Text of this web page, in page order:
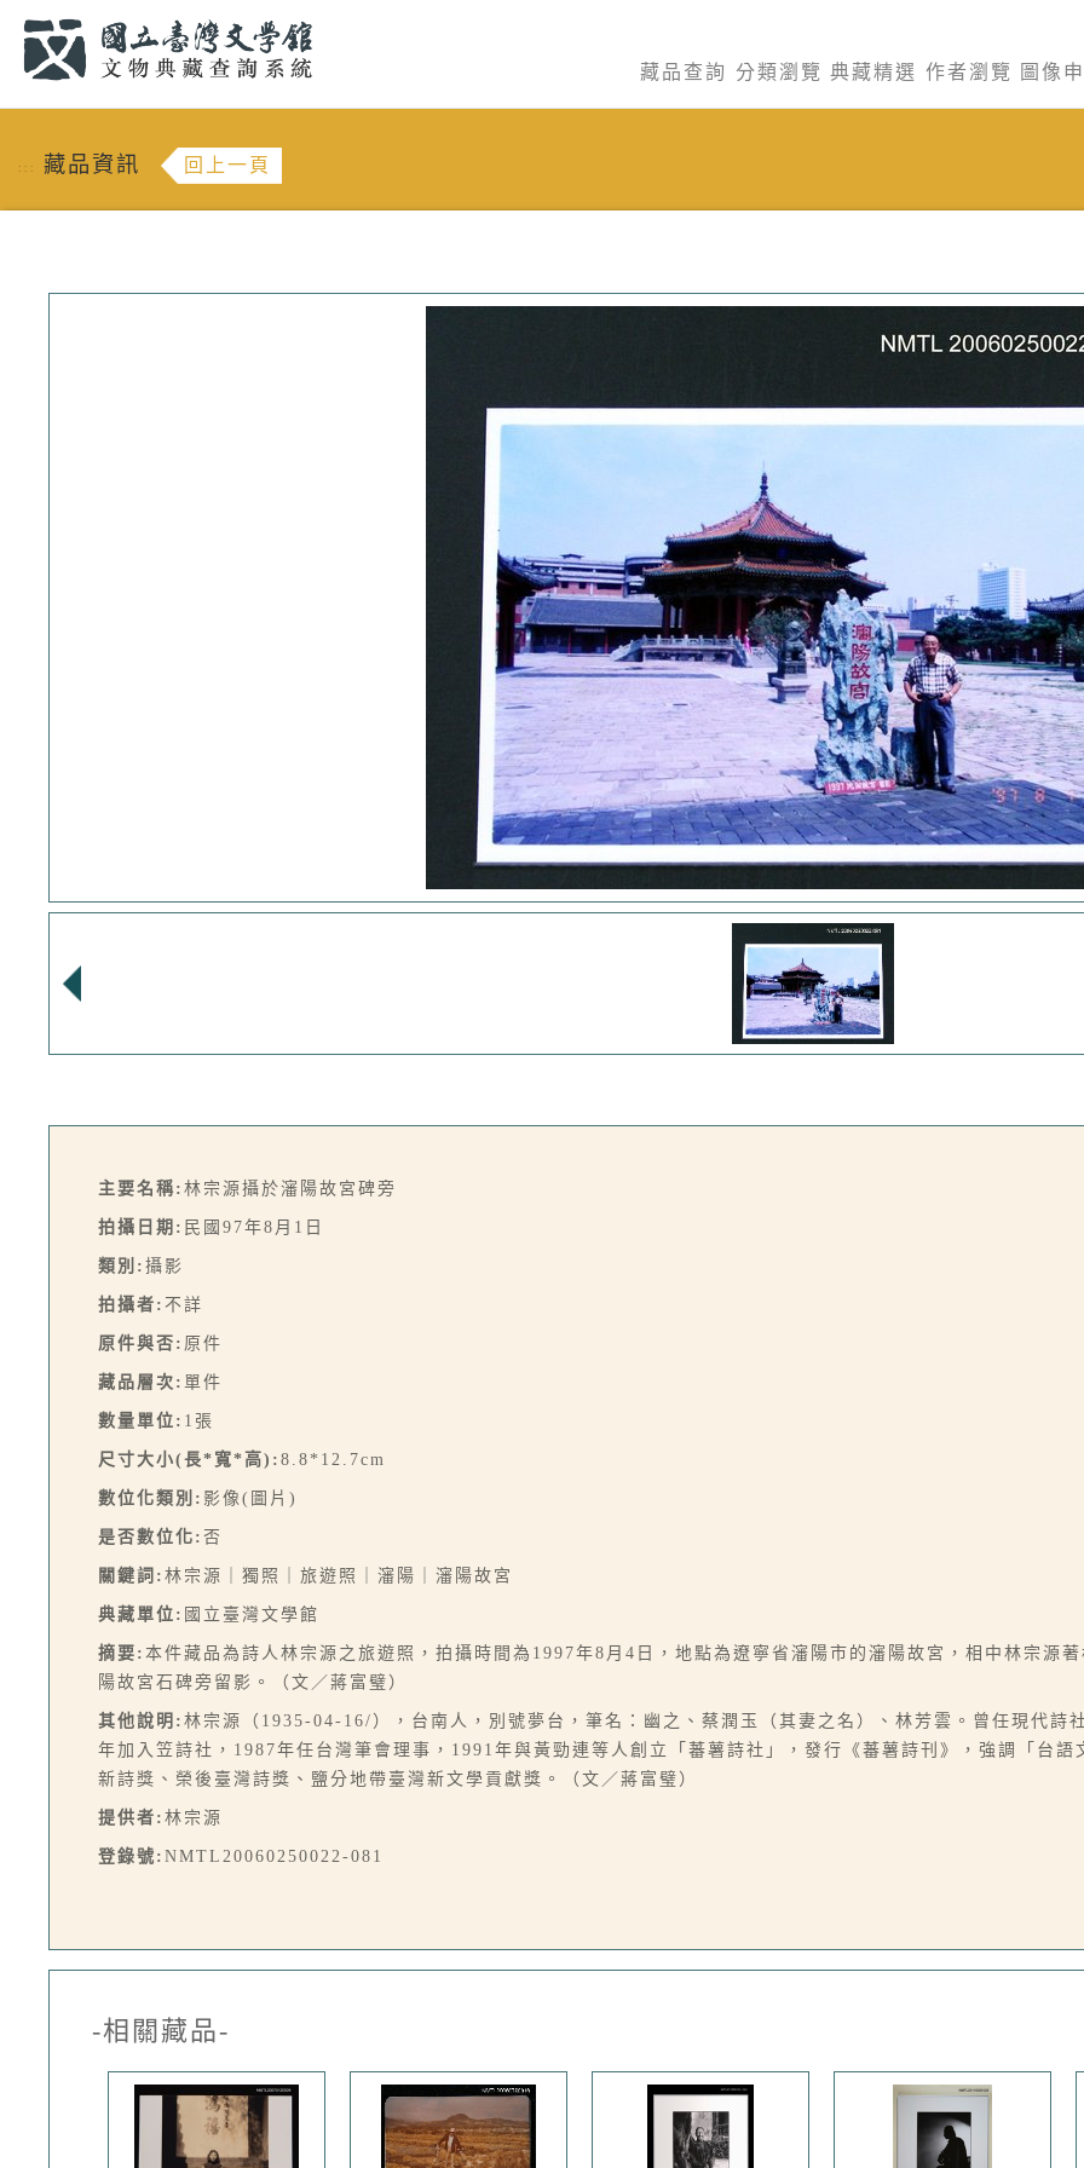
藏品查詢 分類瀏覽 典藏精選 作者瀏覽 圖像
::: 藏品資訊 回上一頁
主要名稱: 林宗源攝於瀋陽故宮碑旁
拍攝日期: 民國97年8月1日
類別: 攝影
拍攝者: 不詳
原件與否: 原件
藏品層次: 單件
數量單位: 1張
尺寸大小(長*寬*高): 8.8*12.7cm
數位化類別: 影像(圖片)
是否數位化: 否
關鍵詞: 林宗源｜獨照｜旅遊照｜瀋陽｜瀋陽故宮
典藏單位: 國立臺灣文學館
摘要: 本件藏品為詩人林宗源之旅遊照，拍攝時間為1997年8月4日，地點為遼寧省瀋陽市的瀋陽故宮，相中林宗源
陽故宮石碑旁留影。（文／蔣富璧）
其他說明: 林宗源（1935-04-16/），台南人，別號夢台，筆名：幽之、蔡潤玉（其妻之名）、林芳雲。曾任現代詩
年加入笠詩社，1987年任台灣筆會理事，1991年與黃勁連等人創立「蕃薯詩社」，發行《蕃薯詩刊》，強調「台
新詩獎、榮後臺灣詩獎、鹽分地帶臺灣新文學貢獻獎。（文／蔣富璧）
提供者: 林宗源
登錄號: NMTL20060250022-081
-相關藏品-